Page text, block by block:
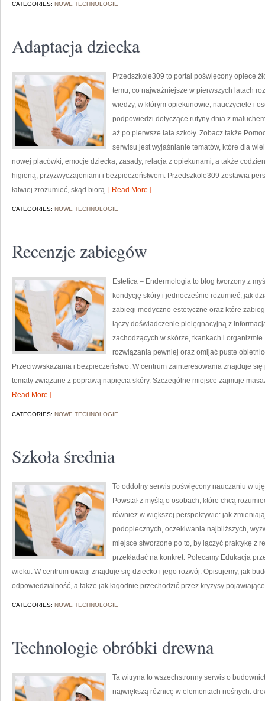
CATEGORIES: NOWE TECHNOLOGIE
Adaptacja dziecka
Przedszkole309 to portal poświęcony opiece
temu, co najważniejsze w pierwszych latach
wiedzy, w którym opiekunowie, nauczyciele i
podpowiedzi dotyczące rutyny dnia z
aż po pierwsze lata szkoły. Zobacz także
serwisu jest wyjaśnianie tematów, które dla
nowej placówki, emocje dziecka, zasady, relacja z opiekunami, a także
higieną, przyzwyczajeniami i bezpieczeństwem. Przedszkole309 zestawia
łatwiej zrozumieć, skąd biorą [ Read More ]
CATEGORIES: NOWE TECHNOLOGIE
Recenzje zabiegów
Estetica – Endermologia to blog tworzony z
kondycję skóry i jednocześnie rozumieć, jak
zabiegi medyczno-estetyczne oraz które
łączy doświadczenie pielęgnacyjną z
zachodzących w skórze, tkankach i
rozwiązania pewniej oraz omijać puste
Przeciwwskazania i bezpieczeństwo. W centrum zainteresowania znajduje
tematy związane z poprawą napięcia skóry. Szczególne miejsce zajmuje
Read More ]
CATEGORIES: NOWE TECHNOLOGIE
Szkoła średnia
To oddolny serwis poświęcony nauczaniu w
Powstał z myślą o osobach, które chcą
również w większej perspektywie: jak
podopiecznych, oczekiwania najbliższych,
miejsce stworzone po to, by łączyć praktykę z
przekładać na konkret. Polecamy Edukacja
wieku. W centrum uwagi znajduje się dziecko i jego rozwój. Opisujemy, jak
odpowiedzialność, a także jak łagodnie przechodzić przez kryzysy
CATEGORIES: NOWE TECHNOLOGIE
Technologie obróbki drewna
Ta witryna to wszechstronny serwis o
największą różnicę w elementach nośnych: